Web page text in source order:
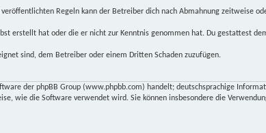
Regeln kann der Betreiber dich nach Abmahnung zeitweise
erstellt hat oder die er nicht zur Kenntnis genommen hat. Du gestattest
sind, dem Betreiber oder einem Dritten Schaden zuzufügen.
der phpBB Group (www.phpbb.com) handelt; deutschsprachige
wie die Software verwendet wird. Sie können insbesondere die